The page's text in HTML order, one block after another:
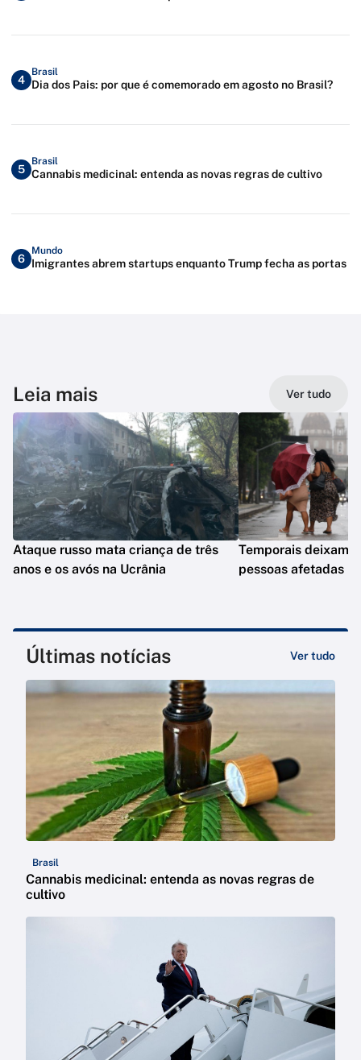
4
Brasil
Dia dos Pais: por que é comemorado em agosto no Brasil?
5
Brasil
Cannabis medicinal: entenda as novas regras de cultivo
6
Mundo
Imigrantes abrem startups enquanto Trump fecha as portas
Leia mais Ver tudo
Ataque russo mata criança de três
anos e os avós na Ucrânia
Temporais deixam
pessoas afetadas
Últimas notícias Ver tudo
Brasil
Cannabis medicinal: entenda as novas regras de
cultivo